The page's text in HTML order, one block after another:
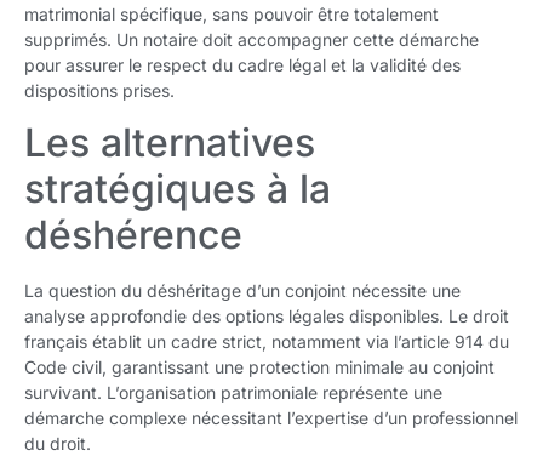
matrimonial spécifique, sans pouvoir être totalement
supprimés. Un notaire doit accompagner cette démarche
pour assurer le respect du cadre légal et la validité des
dispositions prises.
Les alternatives
stratégiques à la
déshérence
La question du déshéritage d’un conjoint nécessite une
analyse approfondie des options légales disponibles. Le droit
français établit un cadre strict, notamment via l’article 914 du
Code civil, garantissant une protection minimale au conjoint
survivant. L’organisation patrimoniale représente une
démarche complexe nécessitant l’expertise d’un professionnel
du droit.